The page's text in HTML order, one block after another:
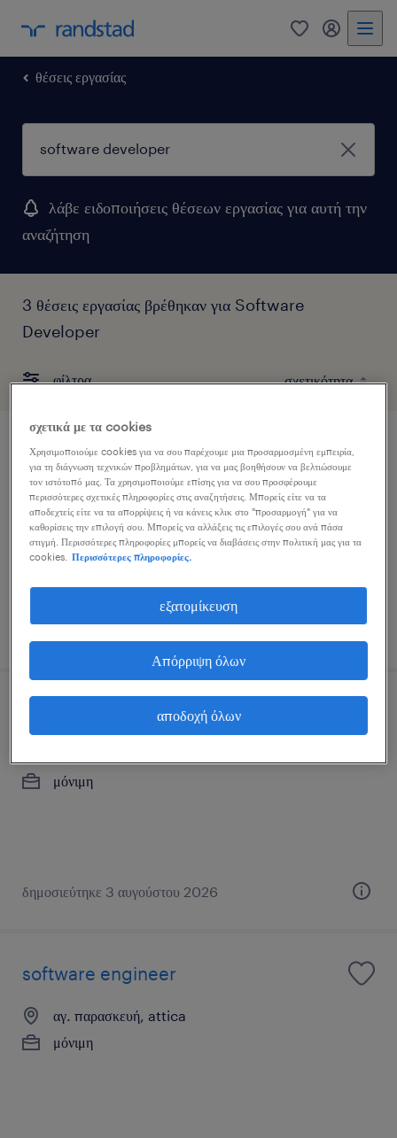
0 my
θέσεις εργασίας
λάβε ειδοποιήσεις θέσεων εργασίας για αυτή την
αναζήτηση
3 θέσεις εργασίας βρέθηκαν για Software
Developer
φίλτρα
senior software developer
athens, attica
εποχική
δημοσιεύτηκε 27 ιουλίου 2026
μόνιμη
δημοσιεύτηκε 3 αυγούστου 2026
software engineer
αγ. παρασκευή, attica
μόνιμη
σχετικά με τα cookies
Χρησιμοποιούμε cookies για να σου παρέχουμε μια προσαρμοσμένη εμπειρία,
για τη διάγνωση τεχνικών προβλημάτων, για να μας βοηθήσουν να βελτιώσουμε
τον ιστότοπό μας. Τα χρησιμοποιούμε επίσης για να σου προσφέρουμε
περισσότερες σχετικές πληροφορίες στις αναζητήσεις. Μπορείς είτε να τα
αποδεχτείς είτε να τα απορρίψεις ή να κάνεις κλικ στο "προσαρμογή" για να
καθορίσεις την επιλογή σου. Μπορείς να αλλάξεις τις επιλογές σου ανά πάσα
στιγμή. Περισσότερες πληροφορίες μπορείς να διαβάσεις στην πολιτική μας για τα
cookies.
Περισσότερες πληροφορίες.
εξατομίκευση
Απόρριψη όλων
αποδοχή όλων